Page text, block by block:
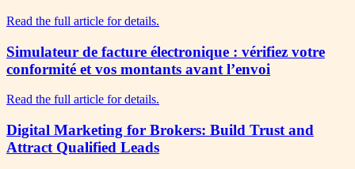
Read the full article for details.
Simulateur de facture électronique : vérifiez votre
conformité et vos montants avant l’envoi
Read the full article for details.
Digital Marketing for Brokers: Build Trust and
Attract Qualified Leads